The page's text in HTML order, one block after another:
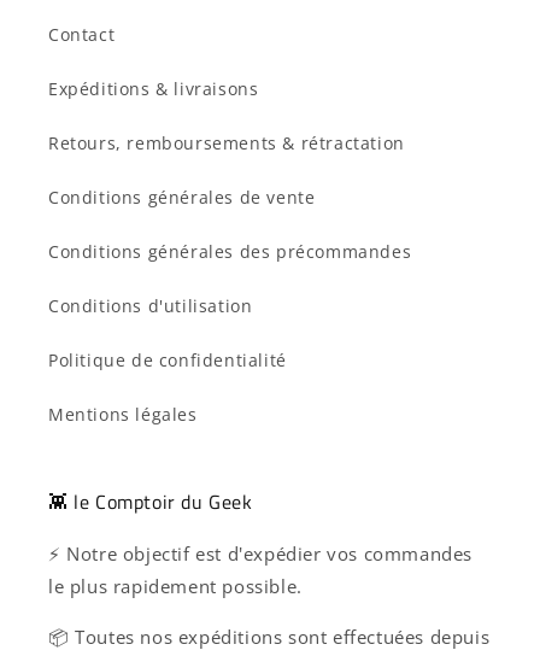
Contact
Expéditions & livraisons
Retours, remboursements & rétractation
Conditions générales de vente
Conditions générales des précommandes
Conditions d'utilisation
Politique de confidentialité
Mentions légales
👾 le Comptoir du Geek
⚡ Notre objectif est d'expédier vos commandes
le plus rapidement possible.
📦 Toutes nos expéditions sont effectuées depuis